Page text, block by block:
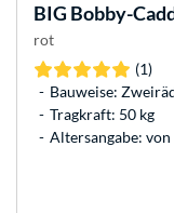
BIG Bobby-
rot
(1)
Bauweise:
Tragkraft: 50 kg
Altersangabe: